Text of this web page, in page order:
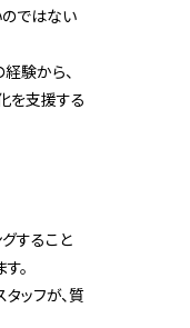
ではない
験から、
を支援する
すること
。
ッフが、質